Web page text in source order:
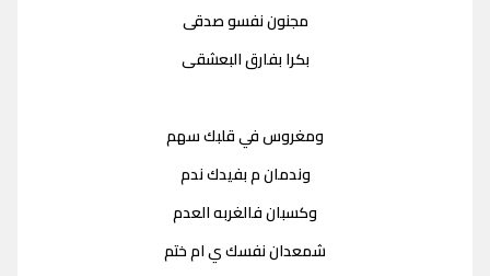
مجنون نفسو صدقى
بكرا بفارق البعشقى
ومغروس في قلبك سهم
وندمان م بفيدك ندم
وكسبان فالغربه العدم
شمعدان نفسك ي ام ختم